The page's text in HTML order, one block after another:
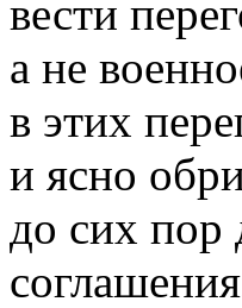
вести
а не
в этих
и ясно
до сих